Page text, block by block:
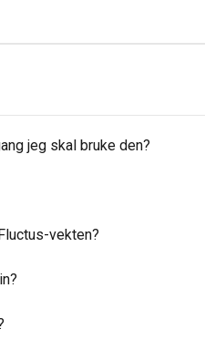
jeg skal bruke den?
vekten?